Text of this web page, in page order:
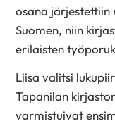
osana järjestettiin
Suomen, niin
erilaisten
Liisa valitsi
Tapanilan
varmistuivat